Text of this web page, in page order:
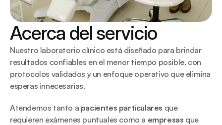
Acerca del servicio
Nuestro laboratorio clínico está diseñado para brindar
resultados confiables en el menor tiempo posible, con
protocolos validados y un enfoque operativo que elimina
esperas innecesarias.
Atendemos tanto a pacientes particulares que
requieren exámenes puntuales como a empresas que